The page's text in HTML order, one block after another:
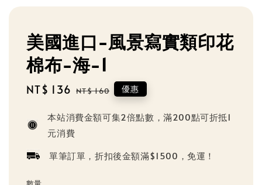
美國進口-風景寫實類印花
棉布-海-1
Sale
NT$ 136 Regular
NT$ 160 優惠
本站消費金額可集2倍點數，滿200點可折抵1
元消費
單筆訂單，折扣後金額滿$1500，免運！